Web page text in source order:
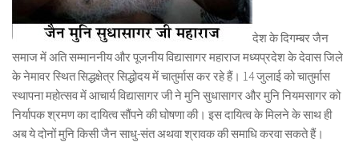
देश के दिगम्बर जैन
समाज में अति सम्माननीय और पूजनीय विद्यासागर महाराज मध्यप्रदेश के देवास जिले
के नेमावर स्थित सिद्धक्षेत्र सिद्धोदय में चातुर्मास कर रहे हैं। 14 जुलाई को चातुर्मास
स्थापना महोत्सव में आचार्य विद्यासागर जी ने मुनि सुधासागर और मुनि नियमसागर को
निर्यापक श्रमण का दायित्व सौंपने की घोषणा की। इस दायित्व के मिलने के साथ ही
अब ये दोनों मुनि किसी जैन साधु-संत अथवा श्रावक की समाधि करवा सकते हैं।